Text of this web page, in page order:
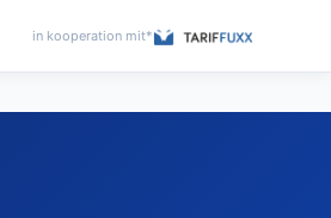
in kooperation mit*